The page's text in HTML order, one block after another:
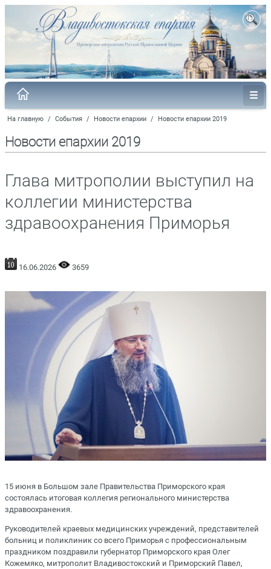
На главную / События / Новости епархии / Новости епархии 2019
Новости епархии 2019
Глава митрополии выступил на
коллегии министерства
здравоохранения Приморья
16.06.2026 3659
15 июня в Большом зале Правительства Приморского края
состоялась итоговая коллегия регионального министерства
здравоохранения.
Руководителей краевых медицинских учреждений, представителей
больниц и поликлиник со всего Приморья с профессиональным
праздником поздравили губернатор Приморского края Олег
Кожемяко, митрополит Владивостокский и Приморский Павел,